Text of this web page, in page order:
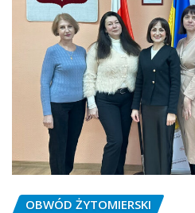
OBWÓD ŻYTOMIERSKI